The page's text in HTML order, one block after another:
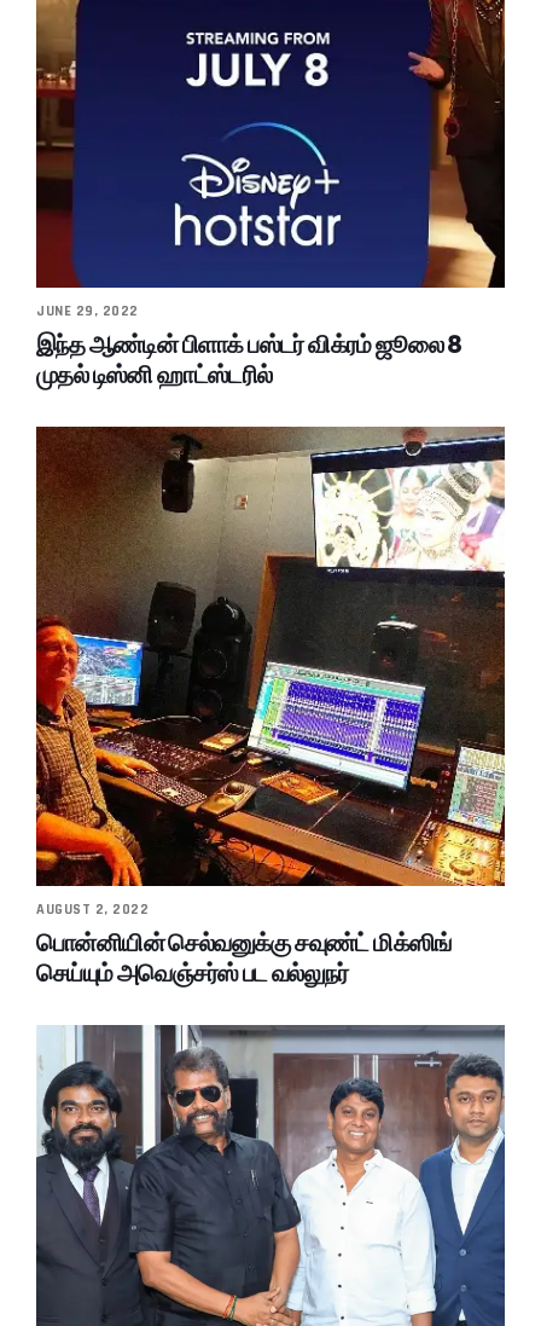
JUNE 29, 2022
இந்த ஆண்டின் பிளாக் பஸ்டர் விக்ரம் ஜூலை 8
முதல் டிஸ்னி ஹாட்ஸ்டரில்
AUGUST 2, 2022
பொன்னியின் செல்வனுக்கு சவுண்ட் மிக்ஸிங்
செய்யும் அவெஞ்சர்ஸ் பட வல்லுநர்